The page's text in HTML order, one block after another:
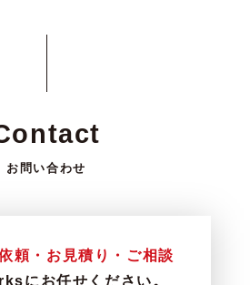
お問い合わせ
頼・お見積り・ご相談
にお任せください。